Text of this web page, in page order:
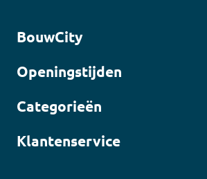
BouwCity
Openingstijden
Categorieën
Klantenservice